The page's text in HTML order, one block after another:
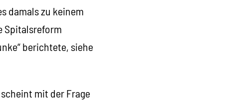
damals zu keinem
Spitalsreform
berichtete, siehe
mit der Frage